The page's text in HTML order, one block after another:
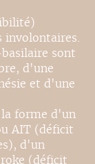
involontaires.
sont
d'une
et d'une
la forme d'un
AIT (déficit
d'un
(déficit